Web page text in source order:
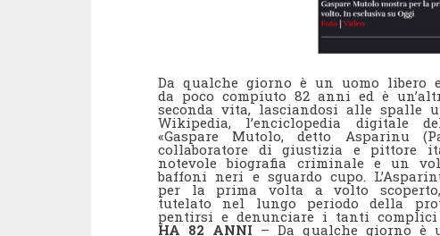
Da qualche giorno è un uomo
da poco compiuto 82 anni ed è
seconda vita, lasciandosi alle spalle
Wikipedia, l’enciclopedia digitale
«Gaspare Mutolo, detto Asparinu
collaboratore di giustizia e pittore
notevole biografia criminale e un
baffoni neri e sguardo cupo.
per la prima volta a volto
tutelato nel lungo periodo della
pentirsi e denunciare i tanti
HA 82 ANNI – Da qualche giorno è